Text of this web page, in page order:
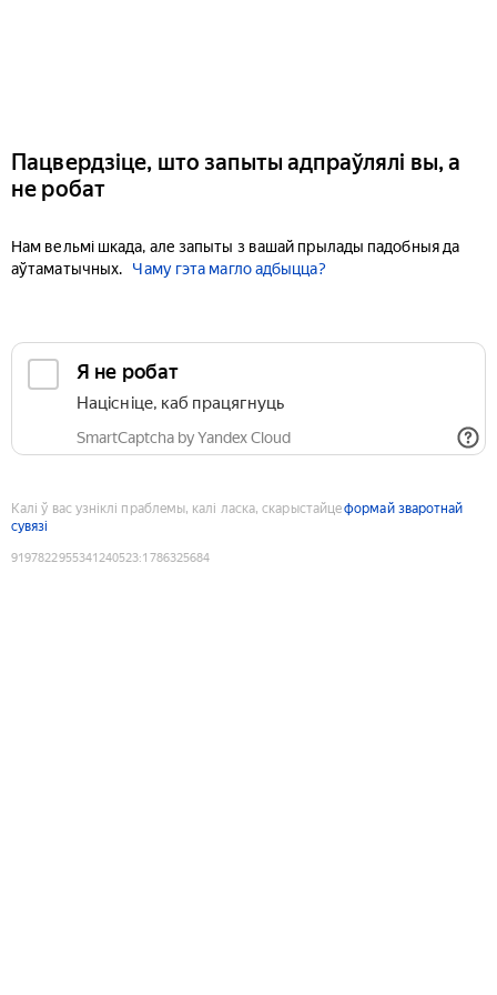
Пацвердзіце, што запыты адпраўлялі вы, а
не робат
Нам вельмі шкада, але запыты з вашай прылады падобныя да
аўтаматычных.
Чаму гэта магло адбыцца?
Я не робат
Націсніце, каб працягнуць
SmartCaptcha by Yandex Cloud
Калі ў вас узніклі праблемы, калі ласка, скарыстайцеформай зваротнай
сувязі
9197822955341240523:1786325684